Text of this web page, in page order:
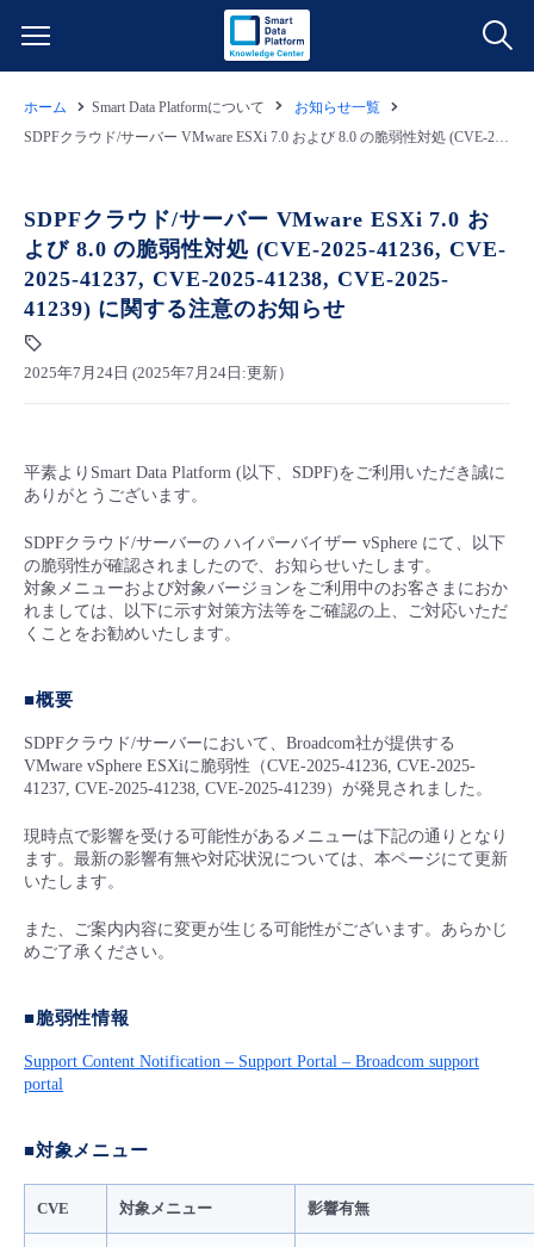
クラウド/サーバー
ネットワーク
管理機能
データ利活用
クラウド/サーバー
サポート
すべてのメニューを見る
料金情報
料金シミュレーター
IoT
サポート
■ セットアップガイド
- 新規お申し込み方法
- ユーザー機能の管理
- APIリファレンス
- vUTM2
- データと分析
- リモートワーク
- ITインフラストラクチャー
- その他
故障/メンテナンス情報
故障/メンテナンス履歴
定期メンテナンス
パートナー
販売パートナー向けプログラム
ホーム Smart Data Platformについて
お知らせ一覧
SDPFクラウド/サーバー VMware ESXi 7.0 および 8.0 の脆弱性対処 (CVE-2025-41236, CVE-2025-41237, CVE-2025-41238, CVE-2025-41239) に関する注意のお知らせ
SDPFクラウド/サーバー VMware ESXi 7.0 お
よび 8.0 の脆弱性対処 (CVE-2025-41236, CVE-
2025-41237, CVE-2025-41238, CVE-2025-
41239) に関する注意のお知らせ
2025年7月24日 (2025年7月24日:更新）
平素よりSmart Data Platform (以下、SDPF)をご利用いただき誠に
ありがとうございます。
SDPFクラウド/サーバーの ハイパーバイザー vSphere にて、以下
の脆弱性が確認されましたので、お知らせいたします。
対象メニューおよび対象バージョンをご利用中のお客さまにおか
れましては、以下に示す対策方法等をご確認の上、ご対応いただ
くことをお勧めいたします。
■概要
SDPFクラウド/サーバーにおいて、Broadcom社が提供する
VMware vSphere ESXiに脆弱性（CVE-2025-41236, CVE-2025-
41237, CVE-2025-41238, CVE-2025-41239）が発見されました。
現時点で影響を受ける可能性があるメニューは下記の通りとなり
ます。最新の影響有無や対応状況については、本ページにて更新
いたします。​
また、ご案内内容に変更が生じる可能性がございます。あらかじ
めご了承ください。​
■脆弱性情報
Support Content Notification – Support Portal – Broadcom support
portal
■対象メニュー
CVE 対象メニュー 影響有無